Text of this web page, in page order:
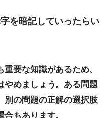
を暗記していったらい
要な知識があるため、
やめましょう。ある問題
別の問題の正解の選択肢
もあります。